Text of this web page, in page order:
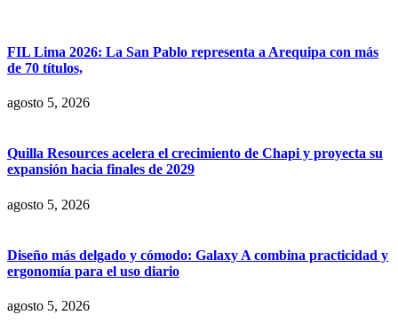
FIL Lima 2026: La San Pablo representa a Arequipa con más
de 70 títulos,
agosto 5, 2026
Quilla Resources acelera el crecimiento de Chapi y proyecta su
expansión hacia finales de 2029
agosto 5, 2026
Diseño más delgado y cómodo: Galaxy A combina practicidad y
ergonomía para el uso diario
agosto 5, 2026